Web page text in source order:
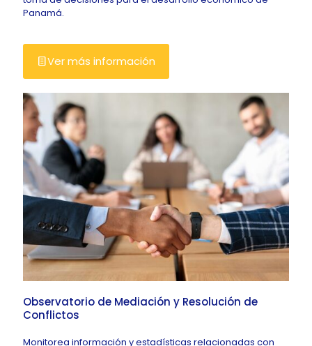
Panamá.
Ver más información
Observatorio de Mediación y Resolución de
Conflictos
Monitorea información y estadísticas relacionadas con